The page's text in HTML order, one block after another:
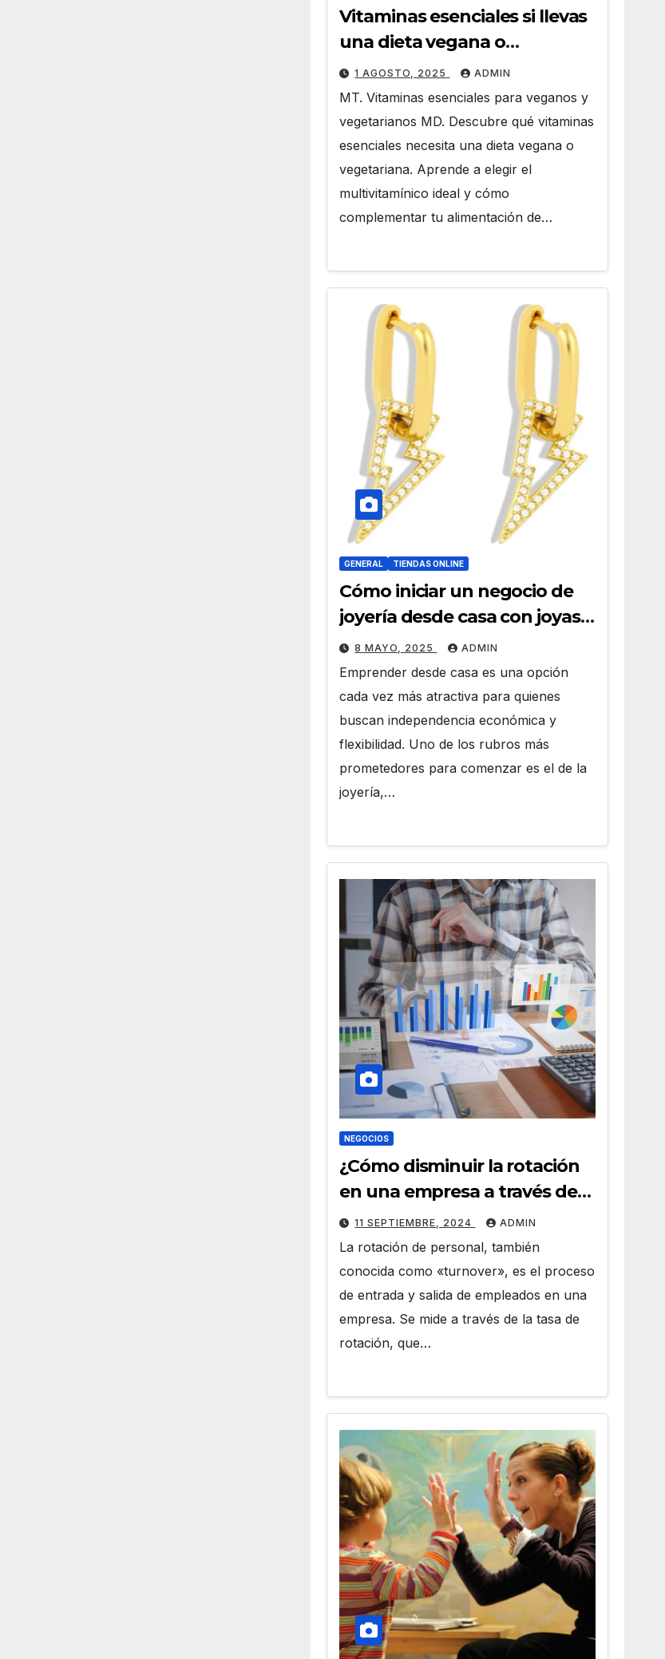
Vitaminas esenciales si llevas
una dieta vegana o
vegetariana
1 AGOSTO, 2025 ADMIN
MT. Vitaminas esenciales para veganos y
vegetarianos MD. Descubre qué vitaminas
esenciales necesita una dieta vegana o
vegetariana. Aprende a elegir el
multivitamínico ideal y cómo
complementar tu alimentación de…
GENERAL TIENDAS ONLINE
Cómo iniciar un negocio de
joyería desde casa con joyas
por mayor
8 MAYO, 2025 ADMIN
Emprender desde casa es una opción
cada vez más atractiva para quienes
buscan independencia económica y
flexibilidad. Uno de los rubros más
prometedores para comenzar es el de la
joyería,…
NEGOCIOS
¿Cómo disminuir la rotación
en una empresa a través de
HR Analytics?
11 SEPTIEMBRE, 2024 ADMIN
La rotación de personal, también
conocida como «turnover», es el proceso
de entrada y salida de empleados en una
empresa. Se mide a través de la tasa de
rotación, que…